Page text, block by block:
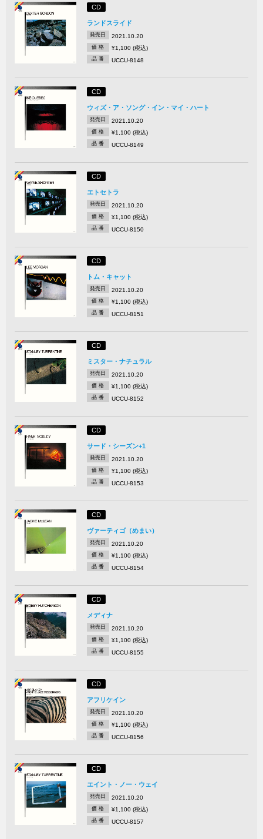
CD
ランドスライド
発売日 2021.10.20
価 格 ¥1,100 (税込)
品 番 UCCU-8148
CD
ウィズ・ア・ソング・イン・マイ・ハート
発売日 2021.10.20
価 格 ¥1,100 (税込)
品 番 UCCU-8149
CD
エトセトラ
発売日 2021.10.20
価 格 ¥1,100 (税込)
品 番 UCCU-8150
CD
トム・キャット
発売日 2021.10.20
価 格 ¥1,100 (税込)
品 番 UCCU-8151
CD
ミスター・ナチュラル
発売日 2021.10.20
価 格 ¥1,100 (税込)
品 番 UCCU-8152
CD
サード・シーズン+1
発売日 2021.10.20
価 格 ¥1,100 (税込)
品 番 UCCU-8153
CD
ヴァーティゴ（めまい）
発売日 2021.10.20
価 格 ¥1,100 (税込)
品 番 UCCU-8154
CD
メディナ
発売日 2021.10.20
価 格 ¥1,100 (税込)
品 番 UCCU-8155
CD
アフリケイン
発売日 2021.10.20
価 格 ¥1,100 (税込)
品 番 UCCU-8156
CD
エイント・ノー・ウェイ
発売日 2021.10.20
価 格 ¥1,100 (税込)
品 番 UCCU-8157